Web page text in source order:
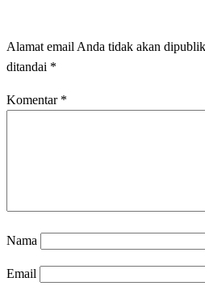
Alamat email Anda tidak akan
ditandai *
Komentar *
Nama
Email